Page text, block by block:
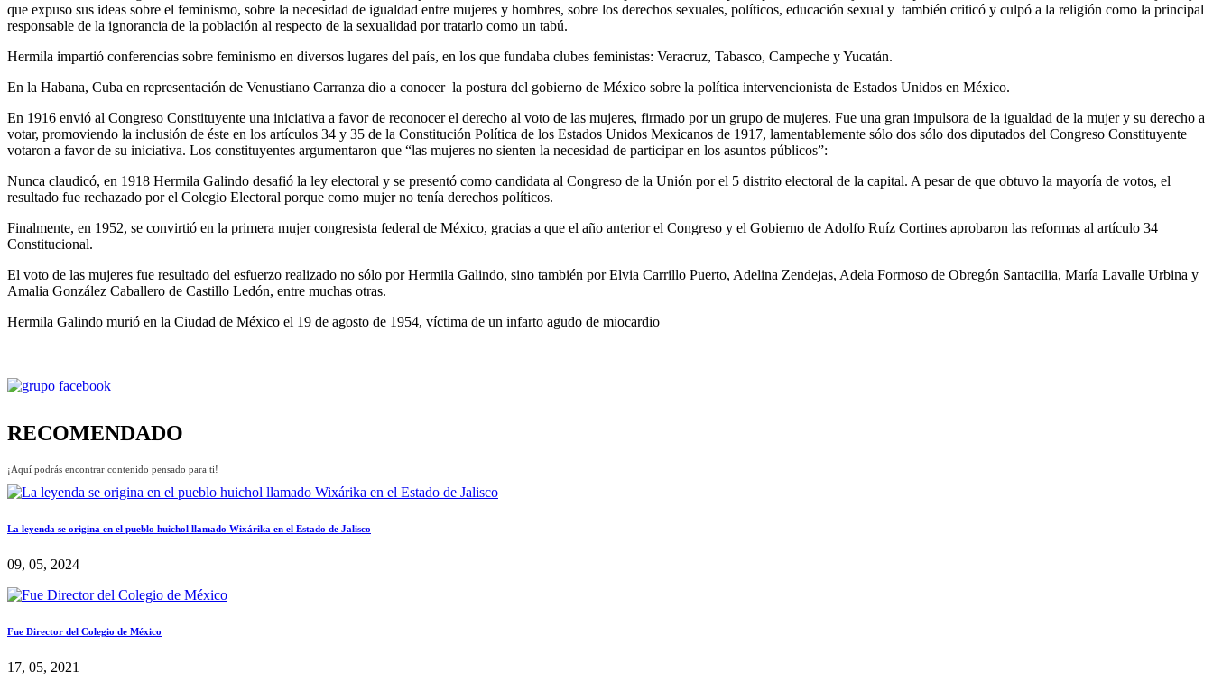
que expuso sus ideas sobre el feminismo, sobre la necesidad de igualdad entre mujeres y hombres, sobre los derechos sexuales, políticos, educación sexual y también criticó y culpó a la religión como la principal
responsable de la ignorancia de la población al respecto de la sexualidad por tratarlo como un tabú.
Hermila impartió conferencias sobre feminismo en diversos lugares del país, en los que fundaba clubes feministas: Veracruz, Tabasco, Campeche y Yucatán.
En la Habana, Cuba en representación de Venustiano Carranza dio a conocer la postura del gobierno de México sobre la política intervencionista de Estados Unidos en México.
En 1916 envió al Congreso Constituyente una iniciativa a favor de reconocer el derecho al voto de las mujeres, firmado por un grupo de mujeres. Fue una gran impulsora de la igualdad de la mujer y su derecho a
votar, promoviendo la inclusión de éste en los artículos 34 y 35 de la Constitución Política de los Estados Unidos Mexicanos de 1917, lamentablemente sólo dos sólo dos diputados del Congreso Constituyente
votaron a favor de su iniciativa. Los constituyentes argumentaron que “las mujeres no sienten la necesidad de participar en los asuntos públicos”:
Nunca claudicó, en 1918 Hermila Galindo desafió la ley electoral y se presentó como candidata al Congreso de la Unión por el 5 distrito electoral de la capital. A pesar de que obtuvo la mayoría de votos, el
resultado fue rechazado por el Colegio Electoral porque como mujer no tenía derechos políticos.
Finalmente, en 1952, se convirtió en la primera mujer congresista federal de México, gracias a que el año anterior el Congreso y el Gobierno de Adolfo Ruíz Cortines aprobaron las reformas al artículo 34
Constitucional.
El voto de las mujeres fue resultado del esfuerzo realizado no sólo por Hermila Galindo, sino también por Elvia Carrillo Puerto, Adelina Zendejas, Adela Formoso de Obregón Santacilia, María Lavalle Urbina y
Amalia González Caballero de Castillo Ledón, entre muchas otras.
Hermila Galindo murió en la Ciudad de México el 19 de agosto de 1954, víctima de un infarto agudo de miocardio
RECOMENDADO
¡Aquí podrás encontrar contenido pensado para ti!
La leyenda se origina en el pueblo huichol llamado Wixárika en el Estado de Jalisco
09, 05, 2024
Fue Director del Colegio de México
17, 05, 2021